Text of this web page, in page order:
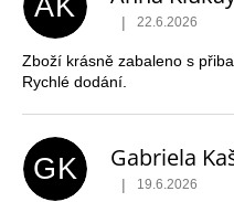
Hodnocení
| 22.6.2026
Zboží krásně zabaleno s
Rychlé dodání.
GK Gabriela
Hodnocení
| 19.6.2026